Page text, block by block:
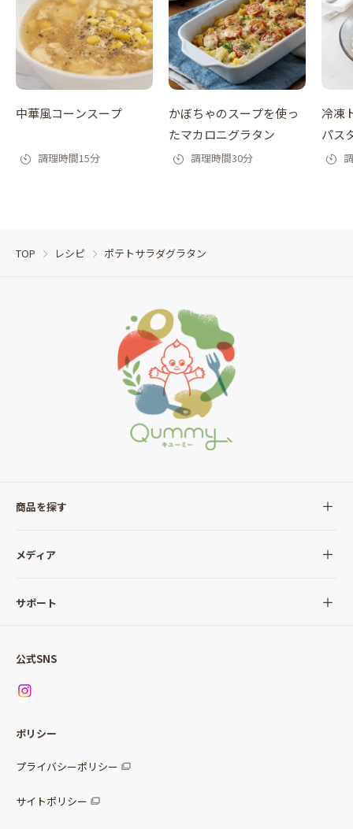
中華風コーンスープ
調理時間15分
かぼちゃのスープを使っ
たマカロニグラタン
調理時間30分
冷凍
パス
TOP レシピ ポテトサラダグラタン
商品を探す
全ての商品
サラダ
パッケージサラダ
惣菜サラダ
調味料
メディア
Qummy(キユーミー)について
サポート
お問い合わせ
公式SNS
ポリシー
プライバシーポリシー
サイトポリシー